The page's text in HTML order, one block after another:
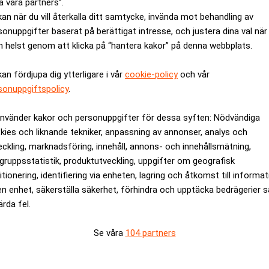
våra partners”.
när du vill återkalla ditt samtycke, invända mot behandling av
baserat på berättigat intresse, och justera dina val när
helst genom att klicka på “hantera kakor” på denna webbplats.
fördjupa dig ytterligare i vår cookie-policyoch vår
.
kakor och personuppgifter för dessa syften: Nödvändiga
och liknande tekniker, anpassning av annonser, analys och
marknadsföring, innehåll, annons- och innehållsmätning,
produktutveckling, uppgifter om geografisk
identifiering via enheten, lagring och åtkomst till
enhet, säkerställa säkerhet, förhindra och upptäcka bedrägerier
fel.
Se våra 104 partners
till i år”, skriver Åkerman.
Åkessonatt Riksbankens kommunikation följer ett mönster
– förutom på en punkt. Realtid
följd av mjukare politik”. Han lyfter också fram hur
utveckling i ekonomin:
svenska ekonomin är svag, samtidigt som
förväntar sig ytterligare en räntesänkning efter sommaren,